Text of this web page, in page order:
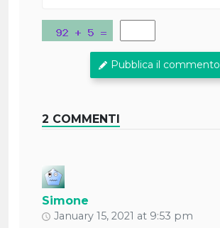
Pubblica il commento
2 COMMENTI
Simone
January 15, 2021 at 9:53 pm